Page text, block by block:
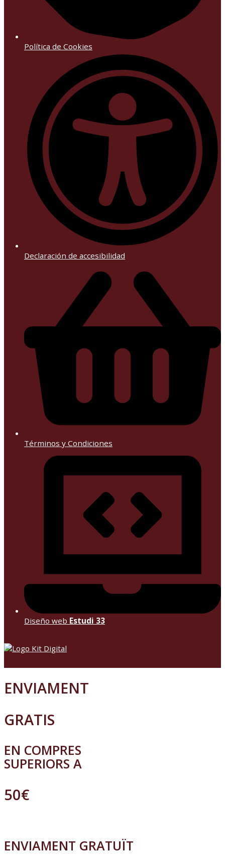
Política de Cookies
Declaración de accesibilidad
Términos y Condiciones
Diseño web Estudi 33
ENVIAMENT
GRATIS
EN COMPRES
SUPERIORS A
50€
ENVIAMENT GRATUÏT